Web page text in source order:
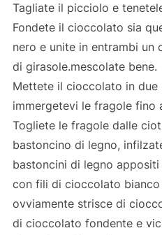
Tagliate il picciolo e
Fondete il cioccolato sia
nero e unite in entrambi un
di girasole.mescolate bene.
Mettete il cioccolato in
immergetevi le fragole fino
Togliete le fragole dalle
bastoncino di legno,
bastoncini di legno
con fili di cioccolato bianco
ovviamente strisce di
di cioccolato fondente e